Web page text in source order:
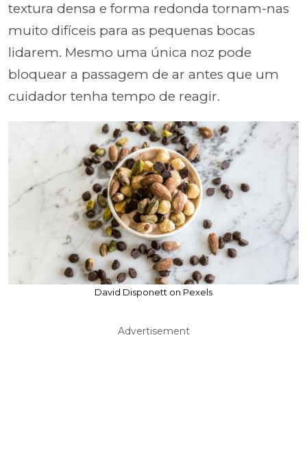
textura densa e forma redonda tornam-nas
muito difíceis para as pequenas bocas
lidarem. Mesmo uma única noz pode
bloquear a passagem de ar antes que um
cuidador tenha tempo de reagir.
David Disponett on Pexels
Advertisement